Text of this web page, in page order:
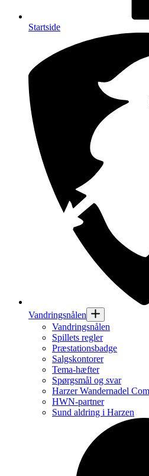
Startside
Vandringsnålen
Vandringsnålen
Spillets regler
Præstationsbadge
Salgskontorer
Tema-hæfter
Spørgsmål og svar
Harzer Wandernadel
HWN-partner
Sund aldring i Harzen